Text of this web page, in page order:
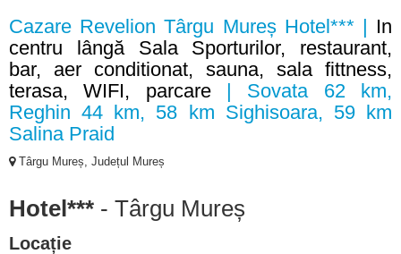
Cazare Revelion Târgu Mureș Hotel*** | In
centru lângă Sala Sporturilor, restaurant,
bar, aer conditionat, sauna, sala fittness,
terasa, WIFI, parcare| Sovata 62 km,
Reghin 44 km, 58 km Sighisoara, 59 km
Salina Praid
Târgu Mureș, Județul Mureș
Hotel*** - Târgu Mureș
Locație